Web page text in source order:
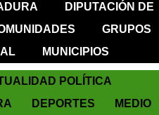
DIPUTACIÓN DE
GRUPOS
MUNICIPIOS
POLÍTICA
DEPORTES
MEDIO